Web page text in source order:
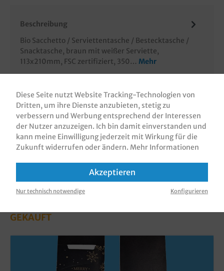
Beschreibung
Bio Sacchetto / Serviettentasche / Bestecktasche /
Snacktasche, braun mit weißer Serviette,
113x210mm, FSC zertifiziert, 350… Mehr
Informationen zur Produktsicherheit
KUNDEN, DIE DIESES PRODUKT GEKAUFT
GEKAUFT
Diese Seite nutzt Website Tracking-Technologien von
Dritten, um ihre Dienste anzubieten, stetig zu
verbessern und Werbung entsprechend der Interessen
der Nutzer anzuzeigen. Ich bin damit einverstanden und
kann meine Einwilligung jederzeit mit Wirkung für die
Zukunft widerrufen oder ändern. Mehr Informationen
Akzeptieren
Nur technisch notwendige Konfigurieren